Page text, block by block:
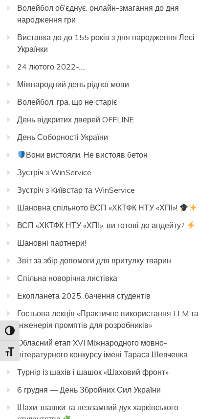
Toggle High Contrast
Toggle Font size
Волейбол об’єднує: онлайн-змагання до дня
народження гри
Виставка до до 155 років з дня народження Лесі
Українки
24 лютого 2022-….
Міжнародний день рідної мови
Волейбол: гра, що не старіє
День відкритих дверей OFFLINE
День Соборності України
Вони вистояли. Не вистояв бетон
Зустріч з WinService
Зустріч з Kиївстар та WinService
Шановна спільното ВСП «ХКТФК НТУ «ХПІ»!
ВСП «ХКТФК НТУ «ХПІ», ви готові до апдейту?
Шановні партнери!
Звіт за збір допомоги для притулку тварин
Спільна новорічна листівка
Екопланета 2025: бачення студентів
Гостьова лекція «Практичне використання LLM та
інженерія промптів для розробників»
Обласний етап XVI Міжнародного мовно-
літературного конкурсу імені Тараса Шевченка
Турнір із шахів і шашок «Шаховий фронт»
6 грудня — День Збройних Сил України
Шахи, шашки та незламний дух харківського